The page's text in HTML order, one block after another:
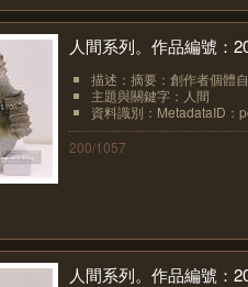
人間系列。作品編號：
描述：摘要：創作者個體
主題與關鍵字：人間
資料識別：MetadataID
200/1057
人間系列。作品編號：